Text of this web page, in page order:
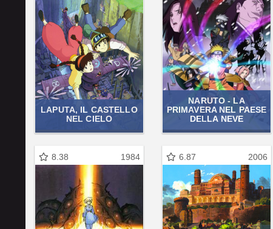
LAPUTA, IL CASTELLO
NEL CIELO
NARUTO - LA
PRIMAVERA NEL PAESE
DELLA NEVE
8.38 1984 6.87 2006